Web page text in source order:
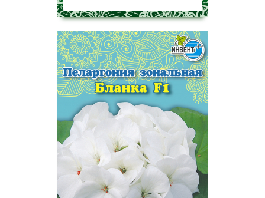
- + КУПИТЬ
на страницу товара